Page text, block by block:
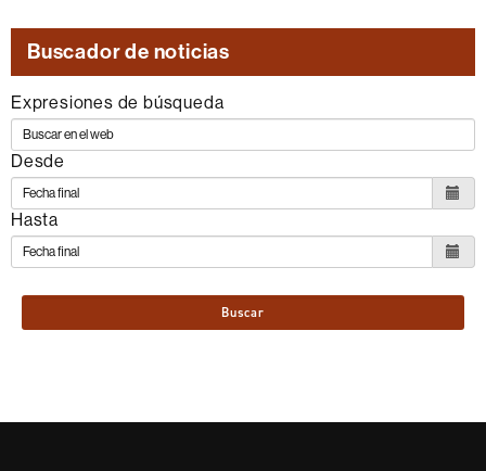
Buscador de noticias
Expresiones de búsqueda
Desde
Hasta
Buscar